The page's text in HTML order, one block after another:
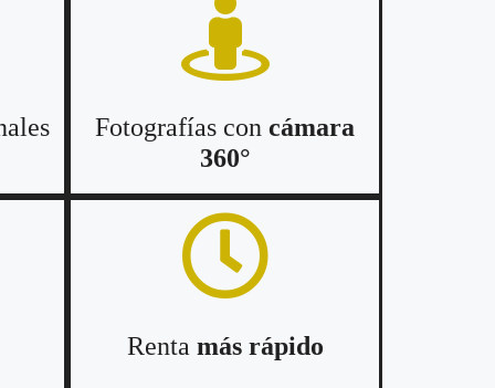
Fotografías con cámara
360°
Renta más rápido